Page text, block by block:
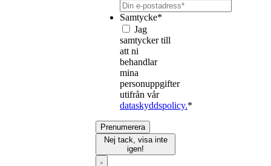
Samtycke*
Jag
samtycker till
att ni
behandlar
mina
personuppgifter
utifrån vår
dataskyddspolicy.*
Prenumerera
Nej tack, visa inte
igen!